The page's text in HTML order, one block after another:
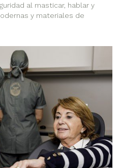
al masticar, hablar y
y materiales de